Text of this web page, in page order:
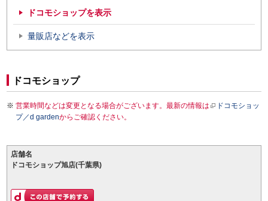
ドコモショップを表示
量販店などを表示
ドコモショップ
営業時間などは変更となる場合がございます。最新の情報は
ドコモショッ
プ／d gardenからご確認ください。
店舗名
ドコモショップ旭店(千葉県)